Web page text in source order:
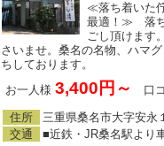
≪落ち着いた
最適！≫ 落ち
ごし頂けます
さいませ。桑名の名物、ハマ
ちしております。
お一人様 3,400円～ 口
住所
三重県桑名市大字安永
交通
■近鉄・JR桑名駅より